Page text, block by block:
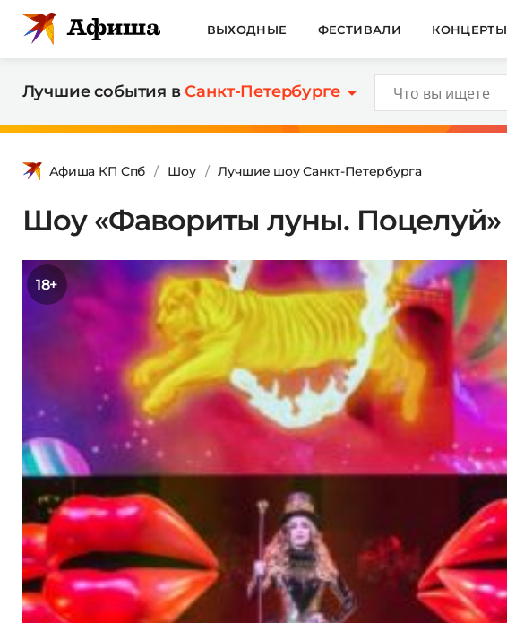
ВЫХОДНЫЕ ФЕСТИВАЛИ КОНЦЕРТЫ
Лучшие события вСанкт-Петербурге
Афиша КП Спб Шоу Лучшие шоу Санкт-Петербурга
Шоу «Фавориты луны. Поцелуй»
18+